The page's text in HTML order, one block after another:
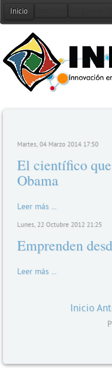
Inicio
Martes, 04 Marzo 2014 17:50
El científico
Obama
Leer más ...
Lunes, 22 Octubre 2012 21:25
Emprenden
Leer más ...
Inicio